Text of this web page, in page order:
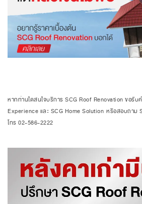
หากท่านใดสนใจบริการ SCG Roof Renovation ขอรับ
Experience และ SCG Home Solution หรือสอบถาม
โทร 02-586-2222